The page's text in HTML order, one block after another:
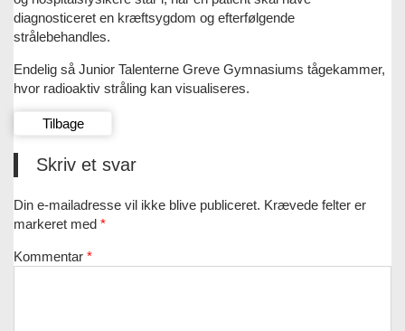
diagnosticeret en kræftsygdom og efterfølgende
strålebehandles.
Endelig så Junior Talenterne Greve Gymnasiums tågekammer,
hvor radioaktiv stråling kan visualiseres.
Tilbage
Skriv et svar
Din e-mailadresse vil ikke blive publiceret. Krævede felter er
markeret med*
Kommentar*